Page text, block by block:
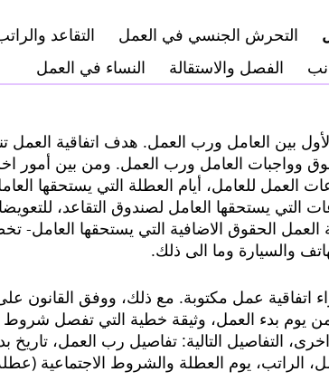
التحرش الجنسي في العمل
التقاعد
الفصل والاستقالة النساء في العمل
بين العامل ورب العمل. هدف اتفاقية العمل
وواجبات العامل ورب العمل. ومن بين أمور
العمل للعامل، أيام العطلة التي يستحقها
التي يستحقها العامل لصندوق التقاعد،
العمل الحقوق الاضافية التي يستحقها العامل-
والسيارة وما الى ذلك.
اتفاقية عمل مكتوبة. مع ذلك، ووفق القانون
العامل، خلال 30 يوما من يوم بدء العمل، وثيقة خطية التي تفصل
التفاصيل التالية: تفاصيل رب العمل، تاريخ
الراتب، يوم العطلة والشروط الاجتماعية